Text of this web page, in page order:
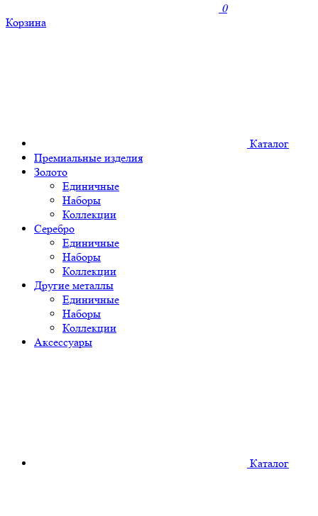
0
Корзина
Каталог
Премиальные изделия
Золото
Единичные
Наборы
Коллекции
Серебро
Единичные
Наборы
Коллекции
Другие металлы
Единичные
Наборы
Коллекции
Аксессуары
Каталог